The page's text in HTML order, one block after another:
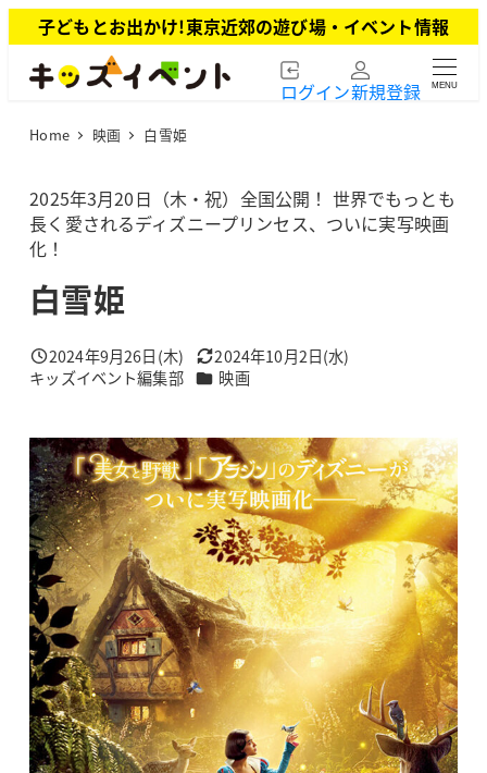
イ
子どもとお出かけ!東京近郊の遊び場・イベント情報
ログイン新規登録 MENU
Home 映画 白雪姫
2025年3月20日（木・祝）全国公開！ 世界でもっとも
長く愛されるディズニープリンセス、ついに実写映画
化！
白雪姫
投稿日
2024年9月26日(木) 更新日
2024年10月2日(水)
著
キッズイベント編集部 カテゴリー
映画